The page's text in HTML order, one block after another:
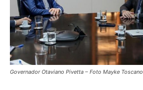
Governador Otaviano Pivetta – Foto Mayke